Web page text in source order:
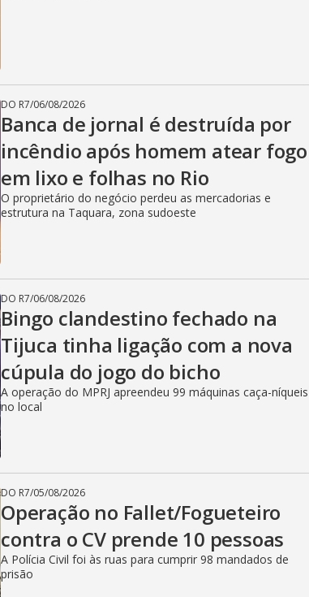
DO R7/06/08/2026
Banca de jornal é destruída por
incêndio após homem atear fogo
em lixo e folhas no Rio
O proprietário do negócio perdeu as mercadorias e
estrutura na Taquara, zona sudoeste
DO R7/06/08/2026
Bingo clandestino fechado na
Tijuca tinha ligação com a nova
cúpula do jogo do bicho
A operação do MPRJ apreendeu 99 máquinas caça-níqueis
no local
DO R7/05/08/2026
Operação no Fallet/Fogueteiro
contra o CV prende 10 pessoas
A Polícia Civil foi às ruas para cumprir 98 mandados de
prisão